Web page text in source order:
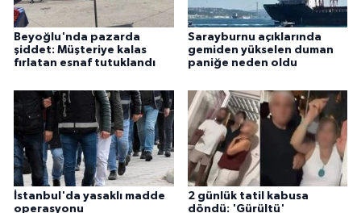
Beyoğlu'nda pazarda
şiddet: Müşteriye kalas
fırlatan esnaf tutuklandı
Sarayburnu açıklarında
gemiden yükselen duman
paniğe neden oldu
İstanbul'da yasaklı madde
operasyonu
2 günlük tatil kabusa
döndü: 'Gürültü'